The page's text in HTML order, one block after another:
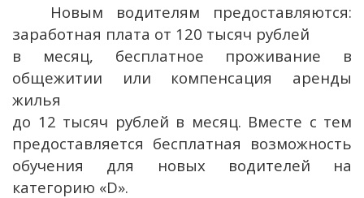
Новым водителям предоставляются:
заработная плата от 120 тысяч рублей
в месяц, бесплатное проживание в
общежитии или компенсация аренды
жилья
до 12 тысяч рублей в месяц. Вместе с тем
предоставляется бесплатная возможность
обучения для новых водителей на
категорию «D».